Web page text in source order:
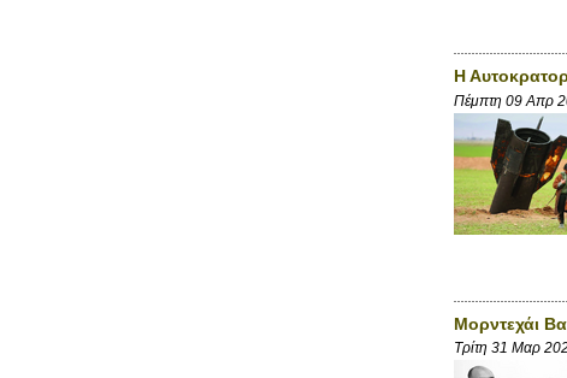
Η
Πέμπτη 09 Απρ
Μορντεχάι
Τρίτη 31 Μαρ